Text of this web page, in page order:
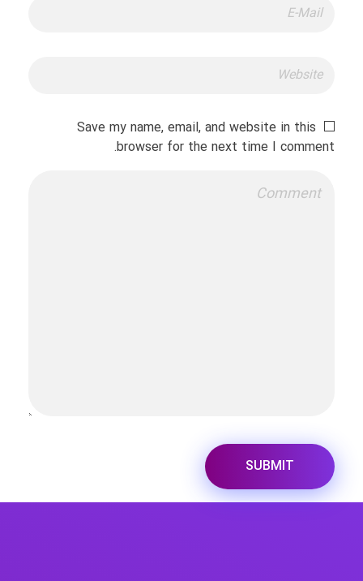
Save my name, email, and website in this
browser for the next time I comment.